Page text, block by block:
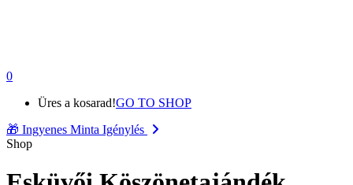
0
Üres a kosarad!GO TO SHOP
🎁 Ingyenes Minta Igénylés
Shop